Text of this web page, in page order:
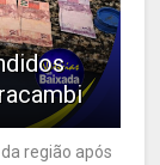
região após